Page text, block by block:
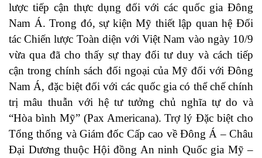
lược tiếp cận thực dụng đối với các quốc gia Đông
Nam Á. Trong đó, sự kiện Mỹ thiết lập quan hệ Đối
tác Chiến lược Toàn diện với Việt Nam vào ngày 10/9
vừa qua đã cho thấy sự thay đổi tư duy và cách tiếp
cận trong chính sách đối ngoại của Mỹ đối với Đông
Nam Á, đặc biệt đối với các quốc gia có thể chế chính
trị mâu thuẫn với hệ tư tưởng chủ nghĩa tự do và
“Hòa bình Mỹ” (Pax Americana). Trợ lý Đặc biệt cho
Tổng thống và Giám đốc Cấp cao về Đông Á – Châu
Đại Dương thuộc Hội đồng An ninh Quốc gia Mỹ –